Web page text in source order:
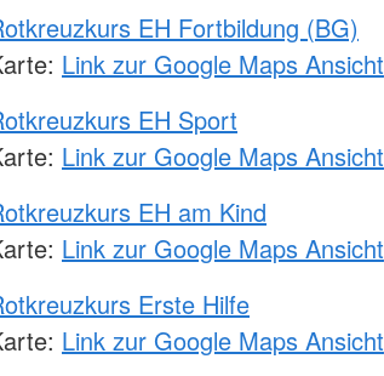
EH Fortbildung (BG)
Link zur Google Maps Ansicht
EH Sport
Link zur Google Maps Ansicht
EH am Kind
Link zur Google Maps Ansicht
Erste Hilfe
Link zur Google Maps Ansicht